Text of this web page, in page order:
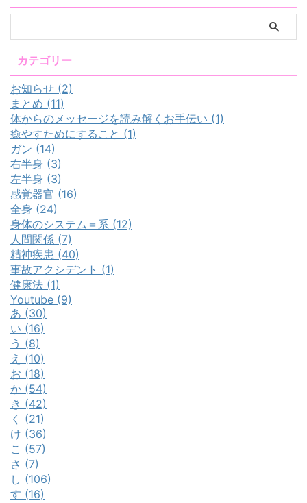
カテゴリー
お知らせ (2)
まとめ (11)
体からのメッセージを読み解くお手伝い (1)
癒やすためにすること (1)
ガン (14)
右半身 (3)
左半身 (3)
感覚器官 (16)
全身 (24)
身体のシステム＝系 (12)
人間関係 (7)
精神疾患 (40)
事故アクシデント (1)
健康法 (1)
Youtube (9)
あ (30)
い (16)
う (8)
え (10)
お (18)
か (54)
き (42)
く (21)
け (36)
こ (57)
さ (7)
し (106)
す (16)